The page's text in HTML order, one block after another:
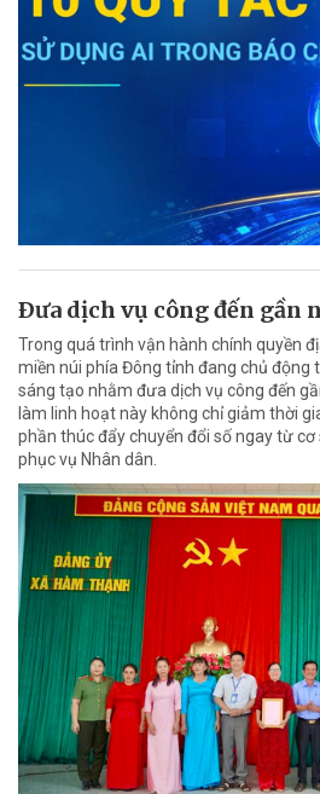
Ðưa dịch vụ công đến gần
Trong quá trình vận hành chính quyền
miền núi phía Đông tỉnh đang chủ động
sáng tạo nhằm đưa dịch vụ công đến
làm linh hoạt này không chỉ giảm thời
phần thúc đẩy chuyển đổi số ngay từ
phục vụ Nhân dân.